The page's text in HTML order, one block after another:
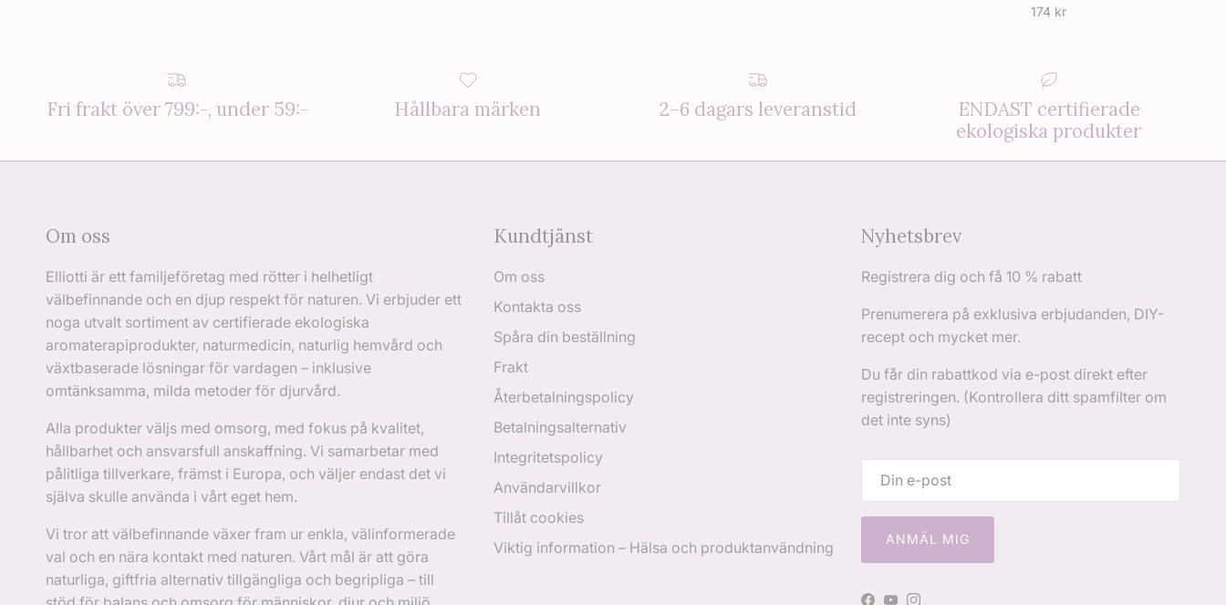
Ordinarie pris
174 kr
Fri frakt över 799:-, under 59:- Hållbara märken 2–6 dagars leveranstid
ENDAST certifierade
ekologiska produkter
Om oss
Elliotti är ett familjeföretag med rötter i helhetligt
välbefinnande och en djup respekt för naturen. Vi erbjuder ett
noga utvalt sortiment av certifierade ekologiska
aromaterapiprodukter, naturmedicin, naturlig hemvård och
växtbaserade lösningar för vardagen – inklusive
omtänksamma, milda metoder för djurvård.
Alla produkter väljs med omsorg, med fokus på kvalitet,
hållbarhet och ansvarsfull anskaffning. Vi samarbetar med
pålitliga tillverkare, främst i Europa, och väljer endast det vi
själva skulle använda i vårt eget hem.
Vi tror att välbefinnande växer fram ur enkla, välinformerade
val och en nära kontakt med naturen. Vårt mål är att göra
naturliga, giftfria alternativ tillgängliga och begripliga – till
Kundtjänst
Om oss
Kontakta oss
Spåra din beställning
Frakt
Återbetalningspolicy
Betalningsalternativ
Integritetspolicy
Användarvillkor
Tillåt cookies
Viktig information – Hälsa och produktanvändning
Nyhetsbrev
Registrera dig och få 10 % rabatt
Prenumerera på exklusiva erbjudanden, DIY-
recept och mycket mer.
Du får din rabattkod via e-post direkt efter
registreringen. (Kontrollera ditt spamfilter om
det inte syns)
ANMÄL MIG